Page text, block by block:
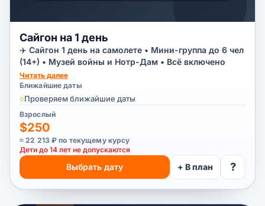
Сайгон на 1 день
✈️ Сайгон 1 день на самолете • Мини-группа до 6 чел
(14+) • Музей войны и Нотр-Дам • Всё включено
Читать далее
Ближайшие даты
○Проверяем ближайшие даты
Взрослый
$250
≈ 22 213 ₽ по текущему курсу
Дети до 14 лет не допускаются
Выбрать дату + В план ?